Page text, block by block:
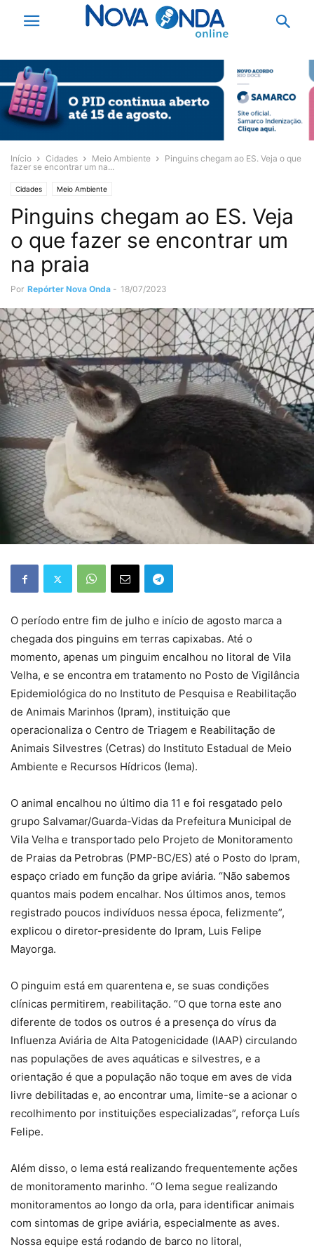
Início Cidades Meio Ambiente
Pinguins chegam ao ES. Veja o que
fazer se encontrar um na...
Cidades Meio Ambiente
Pinguins chegam ao ES. Veja
o que fazer se encontrar um
na praia
Por Repórter Nova Onda - 18/07/2023
O período entre fim de julho e início de agosto marca a
chegada dos pinguins em terras capixabas. Até o
momento, apenas um pinguim encalhou no litoral de Vila
Velha, e se encontra em tratamento no Posto de Vigilância
Epidemiológica do no Instituto de Pesquisa e Reabilitação
de Animais Marinhos (Ipram), instituição que
operacionaliza o Centro de Triagem e Reabilitação de
Animais Silvestres (Cetras) do Instituto Estadual de Meio
Ambiente e Recursos Hídricos (Iema).
O animal encalhou no último dia 11 e foi resgatado pelo
grupo Salvamar/Guarda-Vidas da Prefeitura Municipal de
Vila Velha e transportado pelo Projeto de Monitoramento
de Praias da Petrobras (PMP-BC/ES) até o Posto do Ipram,
espaço criado em função da gripe aviária. “Não sabemos
quantos mais podem encalhar. Nos últimos anos, temos
registrado poucos indivíduos nessa época, felizmente”,
explicou o diretor-presidente do Ipram, Luis Felipe
Mayorga.
O pinguim está em quarentena e, se suas condições
clínicas permitirem, reabilitação. “O que torna este ano
diferente de todos os outros é a presença do vírus da
Influenza Aviária de Alta Patogenicidade (IAAP) circulando
nas populações de aves aquáticas e silvestres, e a
orientação é que a população não toque em aves de vida
livre debilitadas e, ao encontrar uma, limite-se a acionar o
recolhimento por instituições especializadas”, reforça Luís
Felipe.
Além disso, o Iema está realizando frequentemente ações
de monitoramento marinho. “O Iema segue realizando
monitoramentos ao longo da orla, para identificar animais
com sintomas de gripe aviária, especialmente as aves.
Nossa equipe está rodando de barco no litoral,